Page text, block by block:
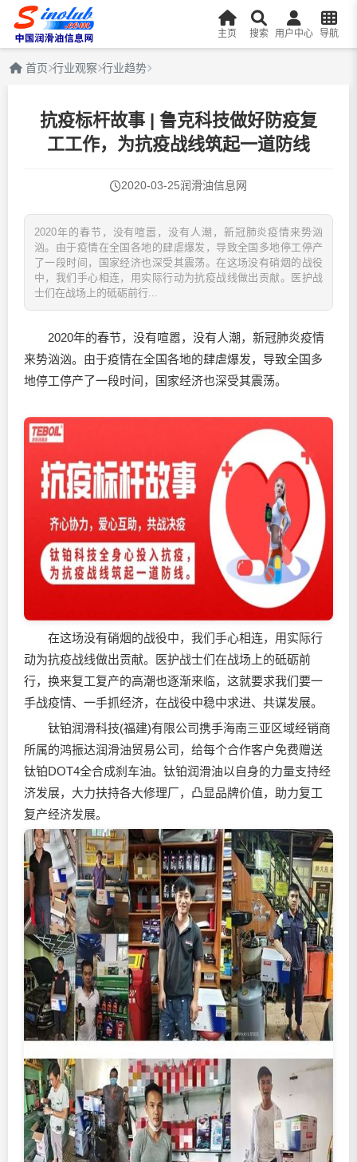
主页 搜索 用户中心 导航
首页 行业观察 行业趋势
抗疫标杆故事 | 鲁克科技做好防疫复
工工作，为抗疫战线筑起一道防线
2020-03-25润滑油信息网
2020年的春节，没有喧嚣，没有人潮，新冠肺炎疫情来势汹
汹。由于疫情在全国各地的肆虐爆发，导致全国多地停工停产
了一段时间，国家经济也深受其震荡。在这场没有硝烟的战役
中，我们手心相连，用实际行动为抗疫战线做出贡献。医护战
士们在战场上的砥砺前行...
2020年的春节，没有喧嚣，没有人潮，新冠肺炎疫情
来势汹汹。由于疫情在全国各地的肆虐爆发，导致全国多
地停工停产了一段时间，国家经济也深受其震荡。
在这场没有硝烟的战役中，我们手心相连，用实际行
动为抗疫战线做出贡献。医护战士们在战场上的砥砺前
行，换来复工复产的高潮也逐渐来临，这就要求我们要一
手战疫情、一手抓经济，在战役中稳中求进、共谋发展。
钛铂润滑科技(福建)有限公司携手海南三亚区域经销商
所属的鸿振达润滑油贸易公司，给每个合作客户免费赠送
钛铂DOT4全合成刹车油。钛铂润滑油以自身的力量支持经
济发展，大力扶持各大修理厂，凸显品牌价值，助力复工
复产经济发展。